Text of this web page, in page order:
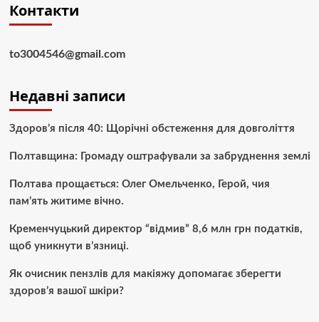
Контакти
to3004546@gmail.com
Недавні записи
Здоров’я після 40: Щорічні обстеження для довголіття
Полтавщина: Громаду оштрафували за забруднення землі
Полтава прощається: Олег Омельченко, Герой, чия
пам’ять житиме вічно.
Кременчуцький директор “відмив” 8,6 млн грн податків,
щоб уникнути в’язниці.
Як очисник пензлів для макіяжу допомагає зберегти
здоров’я вашої шкіри?